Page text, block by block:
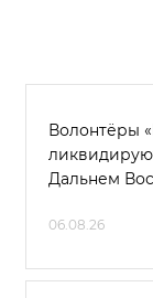
Волонтёры
Дальнем
06.08.26